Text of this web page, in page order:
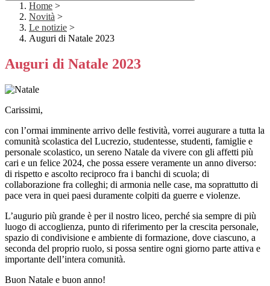
Home >
Novità >
Le notizie >
Auguri di Natale 2023
Auguri di Natale 2023
Carissimi,
con l’ormai imminente arrivo delle festività, vorrei augurare a tutta la
comunità scolastica del Lucrezio, studentesse, studenti, famiglie e
personale scolastico, un sereno Natale da vivere con gli affetti più
cari e un felice 2024, che possa essere veramente un anno diverso:
di rispetto e ascolto reciproco fra i banchi di scuola; di
collaborazione fra colleghi; di armonia nelle case, ma soprattutto di
pace vera in quei paesi duramente colpiti da guerre e violenze.
L’augurio più grande è per il nostro liceo, perché sia sempre di più
luogo di accoglienza, punto di riferimento per la crescita personale,
spazio di condivisione e ambiente di formazione, dove ciascuno, a
seconda del proprio ruolo, si possa sentire ogni giorno parte attiva e
importante dell’intera comunità.
Buon Natale e buon anno!